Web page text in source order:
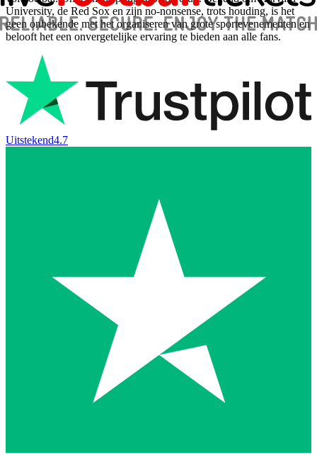
University, de Red Sox en zijn no-nonsense, trots houding, is het
geen onbekende met het organiseren van grote sportevenementen en
belooft het een onvergetelijke ervaring te bieden aan alle fans.
Uitstekend4.7